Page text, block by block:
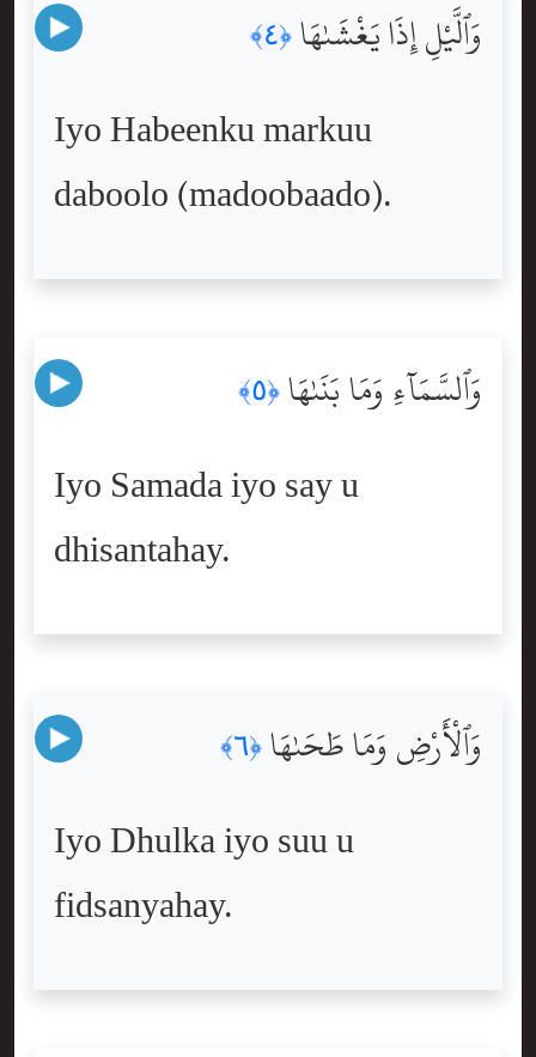
وَٱلَّيْلِ إِذَا يَغْشَىٰهَا ﴿٤﴾
Iyo Habeenku markuu
daboolo (madoobaado).
وَٱلسَّمَآءِ وَمَا بَنَىٰهَا ﴿٥﴾
Iyo Samada iyo say u
dhisantahay.
وَٱلْأَرْضِ وَمَا طَحَىٰهَا ﴿٦﴾
Iyo Dhulka iyo suu u
fidsanyahay.